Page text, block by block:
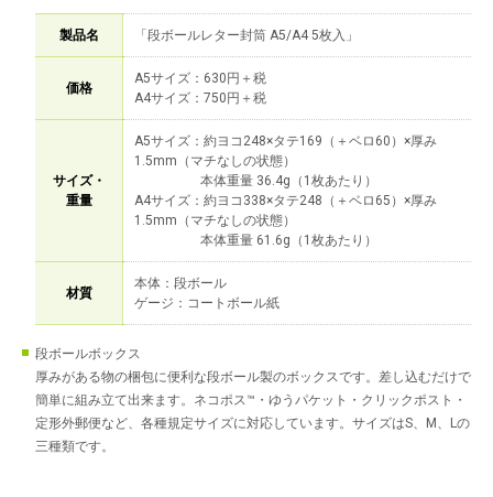
製品名 「段ボールレター封筒 A5/A4 5枚入」
価格
A5サイズ：630円＋税
A4サイズ：750円＋税
サイズ・
重量
A5サイズ：約ヨコ248×タテ169（＋ベロ60）×厚み
1.5mm（マチなしの状態）
本体重量 36.4g（1枚あたり）
A4サイズ：約ヨコ338×タテ248（＋ベロ65）×厚み
1.5mm（マチなしの状態）
本体重量 61.6g（1枚あたり）
材質
本体：段ボール
ゲージ：コートボール紙
段ボールボックス
厚みがある物の梱包に便利な段ボール製のボックスです。差し込むだけで
簡単に組み立て出来ます。ネコポス™・ゆうパケット・クリックポスト・
定形外郵便など、各種規定サイズに対応しています。サイズはS、M、Lの
三種類です。